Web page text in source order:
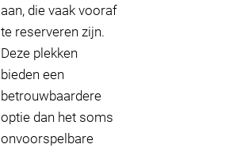
aan, die vaak vooraf
te reserveren zijn.
Deze plekken
bieden een
betrouwbaardere
optie dan het soms
onvoorspelbare